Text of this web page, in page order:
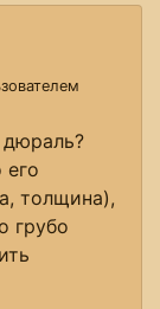
его
толщина),
грубо